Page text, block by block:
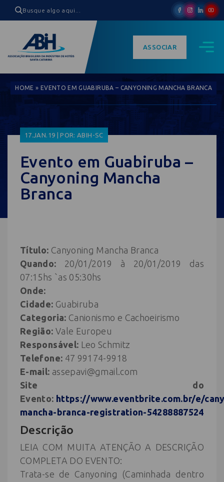
ASSOCIAR
HOME » EVENTO EM GUABIRUBA – CANYONING MANCHA BRANCA
17.JAN.19 | POR: ABIH-SC
Evento em Guabiruba –
Canyoning Mancha
Branca
Título: Canyoning Mancha Branca
Quando: 20/01/2019 à 20/01/2019 das
07:15hs `as 05:30hs
Onde:
Cidade: Guabiruba
Categoria: Canionismo e Cachoeirismo
Região: Vale Europeu
Responsável: Leo Schmitz
Telefone: 47 99174-9918
E-mail: assepavi@gmail.com
Site do
Evento: https://www.eventbrite.com.br/e/
mancha-branca-registration-54288887524
Descrição
LEIA COM MUITA ATENÇÃO A DESCRIÇÃO
COMPLETA DO EVENTO:
Trata-se de Canyoning (Caminhada dentro